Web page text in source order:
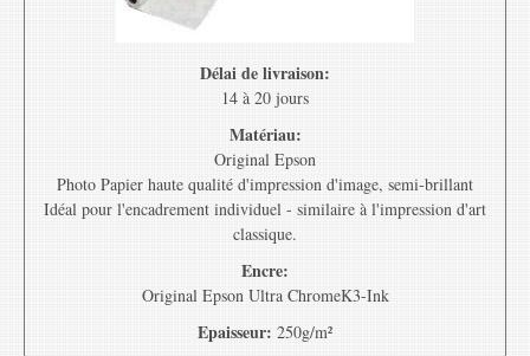
Délai de livraison:
14 à 20 jours
Matériau:
Original Epson
Photo Papier haute qualité d'impression d'image, semi-brillant
Idéal pour l'encadrement individuel - similaire à l'impression d'art
classique.
Encre:
Original Epson Ultra ChromeK3-Ink
Epaisseur: 250g/m²